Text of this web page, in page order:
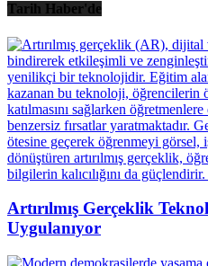
Tarih Haber'de
Artırılmış Gerçeklik
Uygulanıyor